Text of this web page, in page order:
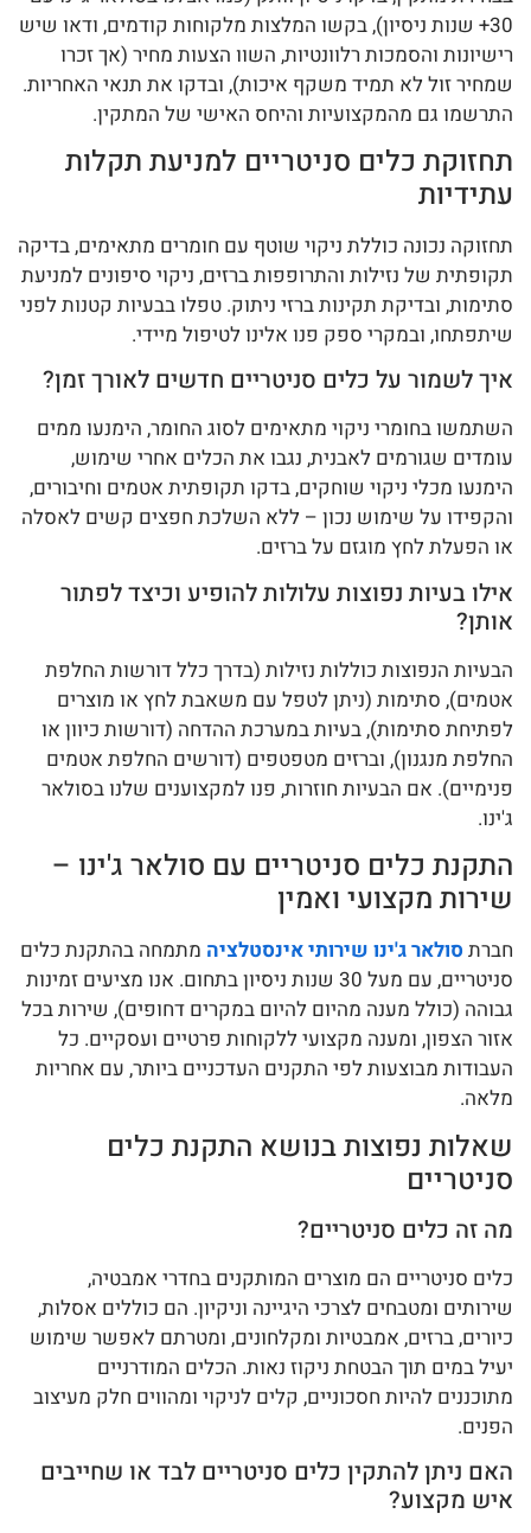
30+ שנות ניסיון), בקשו המלצות מלקוחות קודמים, ודאו שיש
רישיונות והסמכות רלוונטיות, השוו הצעות מחיר (אך זכרו
שמחיר זול לא תמיד משקף איכות), ובדקו את תנאי האחריות.
התרשמו גם מהמקצועיות והיחס האישי של המתקין.
תחזוקת כלים סניטריים למניעת תקלות
עתידיות
תחזוקה נכונה כוללת ניקוי שוטף עם חומרים מתאימים, בדיקה
תקופתית של נזילות והתרופפות ברזים, ניקוי סיפונים למניעת
סתימות, ובדיקת תקינות ברזי ניתוק. טפלו בבעיות קטנות לפני
שיתפתחו, ובמקרי ספק פנו אלינו לטיפול מיידי.
איך לשמור על כלים סניטריים חדשים לאורך זמן?
השתמשו בחומרי ניקוי מתאימים לסוג החומר, הימנעו ממים
עומדים שגורמים לאבנית, נגבו את הכלים אחרי שימוש,
הימנעו מכלי ניקוי שוחקים, בדקו תקופתית אטמים וחיבורים,
והקפידו על שימוש נכון – ללא השלכת חפצים קשים לאסלה
או הפעלת לחץ מוגזם על ברזים.
אילו בעיות נפוצות עלולות להופיע וכיצד לפתור
אותן?
הבעיות הנפוצות כוללות נזילות (בדרך כלל דורשות החלפת
אטמים), סתימות (ניתן לטפל עם משאבת לחץ או מוצרים
לפתיחת סתימות), בעיות במערכת ההדחה (דורשות כיוון או
החלפת מנגנון), וברזים מטפטפים (דורשים החלפת אטמים
פנימיים). אם הבעיות חוזרות, פנו למקצוענים שלנו בסולאר
ג'ינו.
התקנת כלים סניטריים עם סולאר ג'ינו –
שירות מקצועי ואמין
חברת סולאר ג'ינו שירותי אינסטלציה מתמחה בהתקנת כלים
סניטריים, עם מעל 30 שנות ניסיון בתחום. אנו מציעים זמינות
גבוהה (כולל מענה מהיום להיום במקרים דחופים), שירות בכל
אזור הצפון, ומענה מקצועי ללקוחות פרטיים ועסקיים. כל
העבודות מבוצעות לפי התקנים העדכניים ביותר, עם אחריות
מלאה.
שאלות נפוצות בנושא התקנת כלים
סניטריים
מה זה כלים סניטריים?
כלים סניטריים הם מוצרים המותקנים בחדרי אמבטיה,
שירותים ומטבחים לצרכי היגיינה וניקיון. הם כוללים אסלות,
כיורים, ברזים, אמבטיות ומקלחונים, ומטרתם לאפשר שימוש
יעיל במים תוך הבטחת ניקוז נאות. הכלים המודרניים
מתוכננים להיות חסכוניים, קלים לניקוי ומהווים חלק מעיצוב
הפנים.
האם ניתן להתקין כלים סניטריים לבד או שחייבים
איש מקצוע?